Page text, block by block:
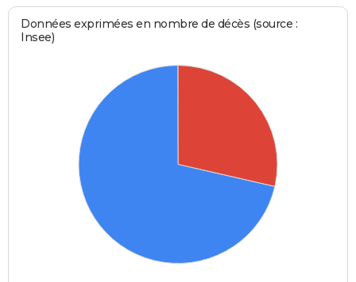
Données exprimées en nombre de décès (source :
Insee)